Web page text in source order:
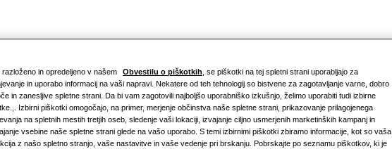
razloženo in opredeljeno v našem Obvestilu o piškotkih , se piškotki na tej spletni strani uporabljajo za
in uporabo informacij na vaši napravi. Nekatere od teh tehnologij so bistvene za zagotavljanje varne, dobro
in zanesljive spletne strani. Da bi vam zagotovili najboljšo uporabniško izkušnjo, želimo uporabiti tudi izbirne
Izbirni piškotki omogočajo, na primer, merjenje občinstva naše spletne strani, prikazovanje prilagojenega
na spletnih mestih tretjih oseb, sledenje vaši lokaciji, izvajanje ciljno usmerjenih marketinških kampanj in
vsebine naše spletne strani glede na vašo uporabo. S temi izbirnimi piškotki zbiramo informacije, kot so vaša
z našo spletno stranjo, vaše nastavitve in vaše vedenje pri brskanju. Pobrskajte po seznamu piškotkov, ki je